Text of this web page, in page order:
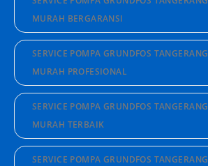
MURAH BERGARANSI
SERVICE POMPA GRUNDFOS TANGERANG
MURAH PROFESIONAL
SERVICE POMPA GRUNDFOS TANGERANG
MURAH TERBAIK
SERVICE POMPA GRUNDFOS TANGERANG